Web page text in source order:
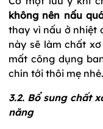
không nên nấu
thay vì nấu ở nhiệt
này sẽ làm chất
mất công dụng
chín tới thôi mẹ nhé.
3.2. Bổ sung chất
năng